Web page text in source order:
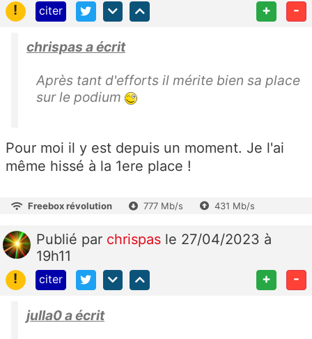
!
citer + -
chrispas a écrit
Après tant d'efforts il mérite bien sa place
sur le podium
Pour moi il y est depuis un moment. Je l'ai
même hissé à la 1ere place !
Freebox révolution 777 Mb/s 431 Mb/s
Publié par chrispas le 27/04/2023 à
19h11
!
citer + -
julla0 a écrit